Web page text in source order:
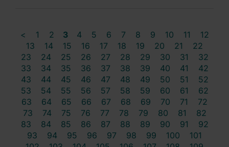
< 1 2 3 4 5 6 7 8 9 10 11
12
13
14 15 16 17 18 19 20 21
22
23
24 25 26 27 28 29 30 31
32
33
34 35 36 37 38 39 40 41
42
43
44 45 46 47 48 49 50 51
52
53
54 55 56 57 58 59 60 61
62
63
64 65 66 67 68 69 70 71
72
73
74 75 76 77 78 79 80 81
82
83
84 85 86 87 88 89 90 91
92
93
94 95 96 97 98 99 100
101